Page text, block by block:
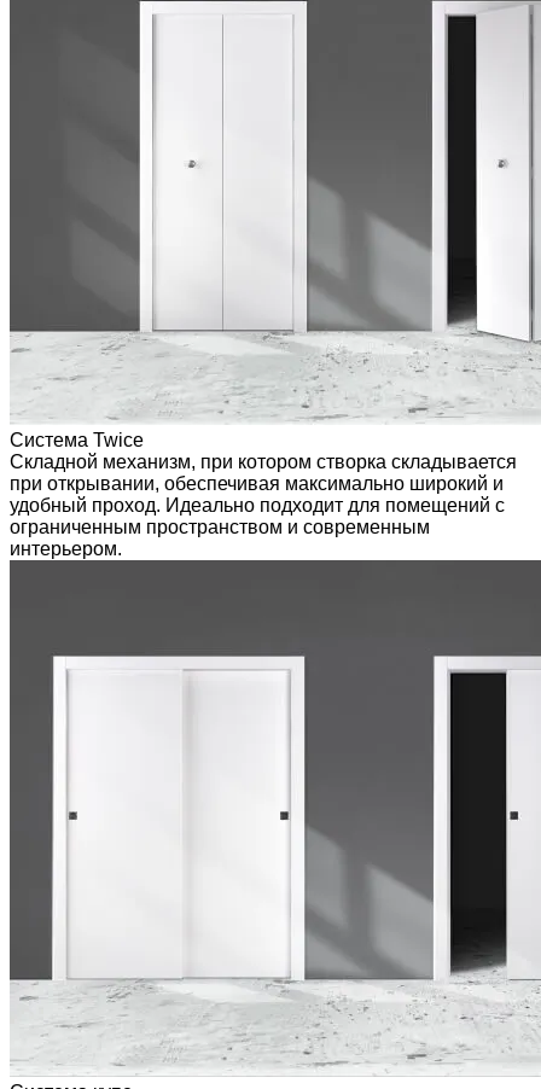
Система Twice
Складной механизм, при котором створка складывается
при открывании, обеспечивая максимально широкий и
удобный проход. Идеально подходит для помещений с
ограниченным пространством и современным
интерьером.